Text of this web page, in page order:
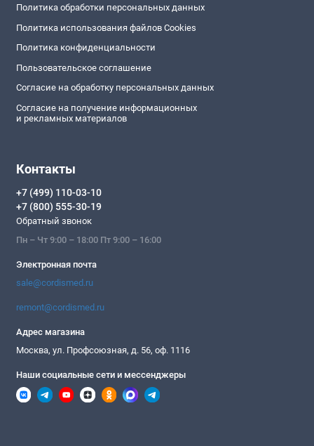
Политика обработки персональных данных
Политика использования файлов Cookies
Политика конфиденциальности
Пользовательское соглашение
Согласие на обработку персональных данных
Согласие на получение информационных
и рекламных материалов
Контакты
+7 (499) 110-03-10
+7 (800) 555-30-19
Обратный звонок
Пн – Чт 9:00 – 18:00 Пт 9:00 – 16:00
Электронная почта
sale@cordismed.ru
remont@cordismed.ru
Адрес магазина
Москва, ул. Профсоюзная, д. 56, оф. 1116
Наши социальные сети и мессенджеры